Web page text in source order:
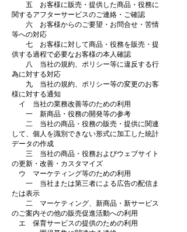
五 お客様に販売・提供した商品・役務に
関するアフターサービスのご連絡・ご確認
六 お客様からのご要望・お問合せ・苦情
等への対応
七 お客様に対して商品・役務を販売・提
供する過程で必要なお客様の本人確認
八 当社の規約、ポリシー等に違反する行
為に対する対応
九 当社の規約、ポリシー等の変更のお客
様に対する通知
イ 当社の業務改善等のための利用
一 新商品・役務の開発等の参考
二 当社の商品・役務の販売・提供に関連
して、個人を識別できない形式に加工した統計
データの作成
三 当社の商品・役務およびウェブサイト
の更新・改善・カスタマイズ
ウ マーケティング等のための利用
一 当社または第三者による広告の配信ま
たは表示
二 マーケティング、新商品・新サービス
のご案内その他の販売促進活動への利用
エ 保育サービスの提供のための利用